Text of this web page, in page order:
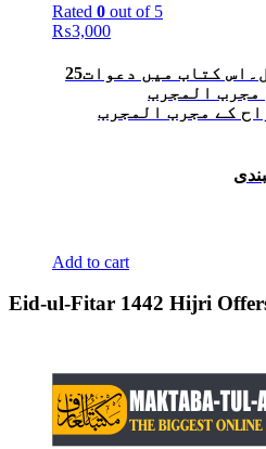
Rated 0 out of 5
₨3,000
25سالہ ریاضت کاثمرو حصول۔اس کتاب میں دعوات
مجرب المجرب
کے مجرب المجرب
Add to cart
Eid-ul-Fitar 1442 Hijri